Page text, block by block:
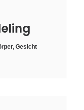
, Gesicht